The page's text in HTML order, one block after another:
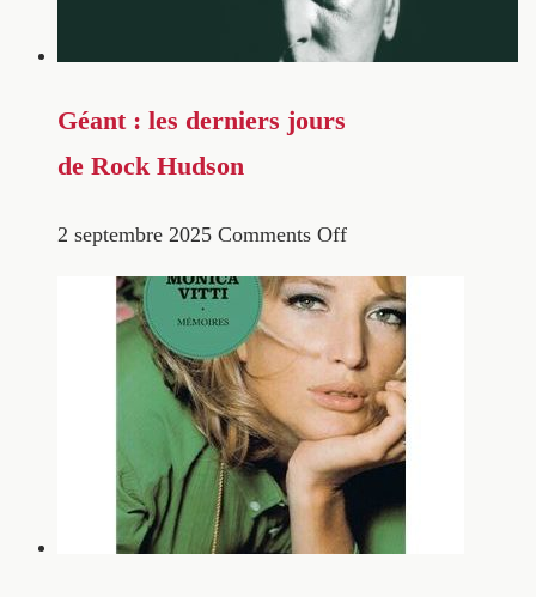
Géant : les derniers jours
de Rock Hudson
2 septembre 2025 Comments Off